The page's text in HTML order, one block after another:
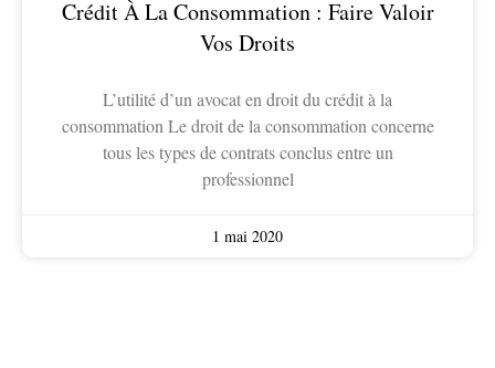
Crédit À La Consommation : Faire Valoir
Vos Droits
L’utilité d’un avocat en droit du crédit à la
consommation Le droit de la consommation concerne
tous les types de contrats conclus entre un
professionnel
1 mai 2020